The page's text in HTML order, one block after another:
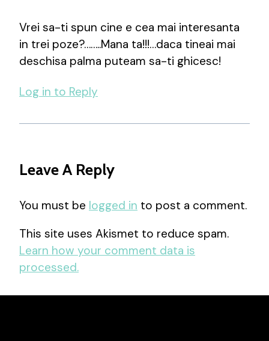
Vrei sa-ti spun cine e cea mai interesanta
in trei poze?……..Mana ta!!!…daca tineai mai
deschisa palma puteam sa-ti ghicesc!
Log in to Reply
Leave A Reply
You must be logged in to post a comment.
This site uses Akismet to reduce spam.
Learn how your comment data is
processed.